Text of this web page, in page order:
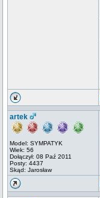
artek
Model: SYMPATYK
Wiek: 56
Dołączył: 08 Paź 2011
Posty: 4437
Skąd: Jarosław